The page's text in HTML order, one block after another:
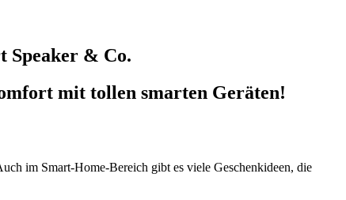
Speaker & Co.
mit tollen smarten Geräten!
im Smart-Home-Bereich gibt es viele Geschenkideen, die